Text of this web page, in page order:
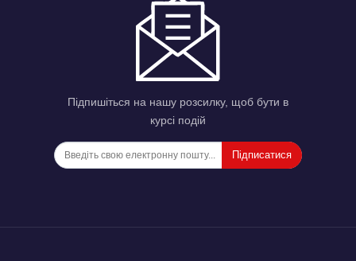
Підпишіться на нашу розсилку, щоб бути в
курсі подій
Підписатися